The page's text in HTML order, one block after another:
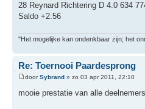
28 Reynard Richtering D 4.0 634
Saldo +2.56
"Het mogelijke kan ondenkbaar zijn; het
Re: Toernooi Paardesprong
doorSybrand » zo 03 apr 2011, 22:10
mooie prestatie van alle